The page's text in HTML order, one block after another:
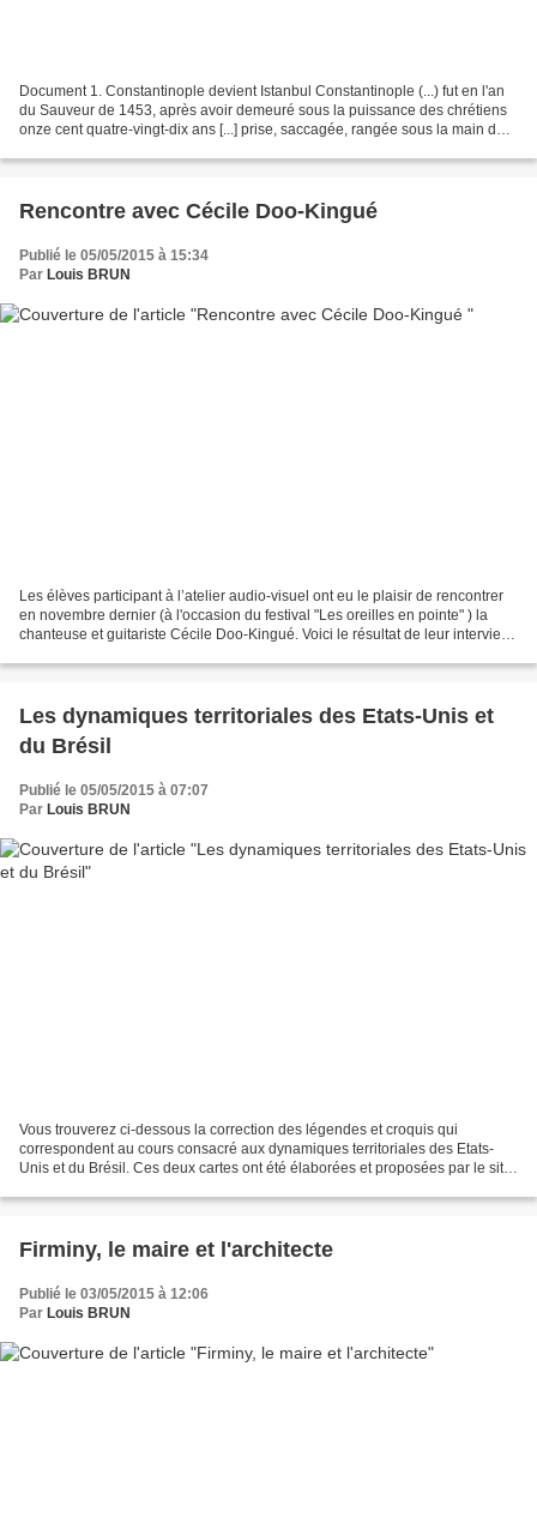
Document 1. Constantinople devient Istanbul Constantinople (...) fut en l'an
du Sauveur de 1453, après avoir demeuré sous la puissance des chrétiens
onze cent quatre-vingt-dix ans [...] prise, saccagée, rangée sous la main des
Rencontre avec Cécile Doo-Kingué
Publié le 05/05/2015 à 15:34
Par Louis BRUN
Les élèves participant à l’atelier audio-visuel ont eu le plaisir de rencontrer
en novembre dernier (à l'occasion du festival "Les oreilles en pointe" ) la
chanteuse et guitariste Cécile Doo-Kingué. Voici le résultat de leur interview.
Les dynamiques territoriales des Etats-Unis et
du Brésil
Publié le 05/05/2015 à 07:07
Par Louis BRUN
Vous trouverez ci-dessous la correction des légendes et croquis qui
correspondent au cours consacré aux dynamiques territoriales des Etats-
Unis et du Brésil. Ces deux cartes ont été élaborées et proposées par le site
Firminy, le maire et l'architecte
Publié le 03/05/2015 à 12:06
Par Louis BRUN